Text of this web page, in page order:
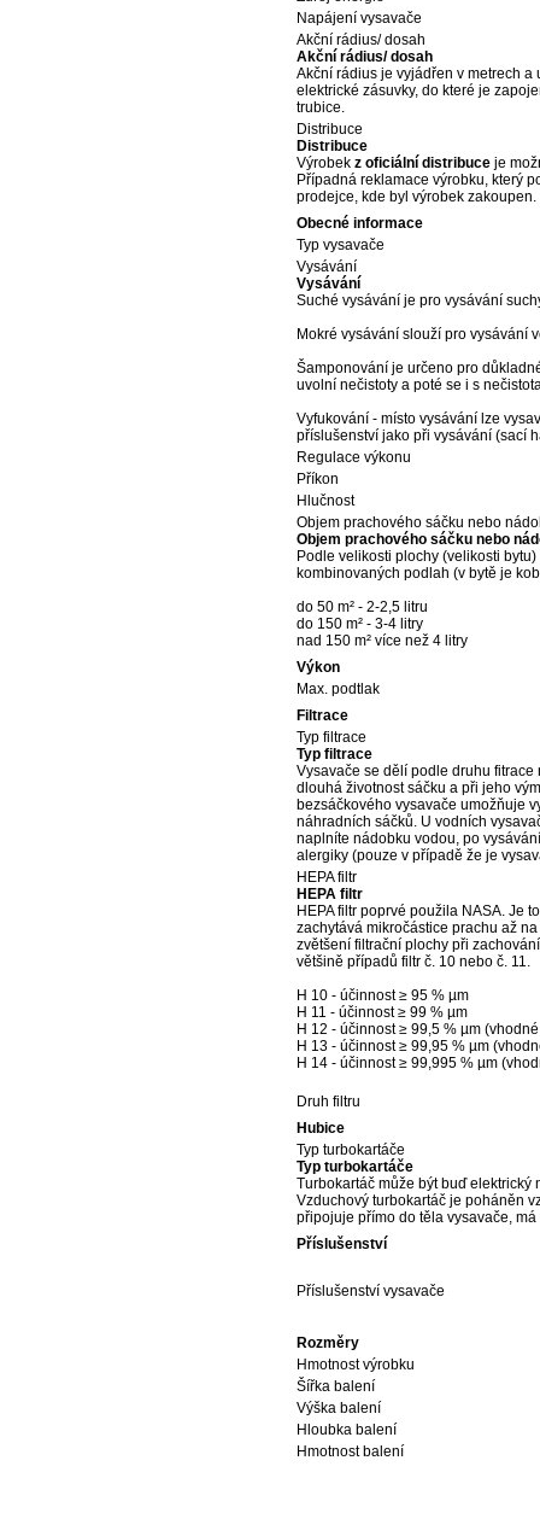
Napájení vysavače
Akční rádius/ dosah
Akční rádius/ dosah
Akční rádius je vyjádřen v metrech
elektrické zásuvky, do které je
trubice.
Distribuce
Distribuce
Výrobek z oficiální distribuce je
Případná reklamace výrobku, který
prodejce, kde byl výrobek zakoupen.
Obecné informace
Typ vysavače
Vysávání
Vysávání
Suché vysávání je pro vysávání
Mokré vysávání slouží pro vysávání
Šamponování je určeno pro
uvolní nečistoty a poté se i s
Vyfukování - místo vysávání lze
příslušenství jako při vysávání (sací
Regulace výkonu
Příkon
Hlučnost
Objem prachového sáčku nebo
Objem prachového sáčku nebo
Podle velikosti plochy (velikosti
kombinovaných podlah (v bytě je
do 50 m² - 2-2,5 litru
do 150 m² - 3-4 litry
nad 150 m² více než 4 litry
Výkon
Max. podtlak
Filtrace
Typ filtrace
Typ filtrace
Vysavače se dělí podle druhu
dlouhá životnost sáčku a při jeho
bezsáčkového vysavače umožňuje
náhradních sáčků. U vodních
naplníte nádobku vodou, po
alergiky (pouze v případě že je
HEPA filtr
HEPA filtr
HEPA filtr poprvé použila NASA. Je
zachytává mikročástice prachu až
zvětšení filtrační plochy při
většině případů filtr č. 10 nebo č. 11.
H 10 - účinnost ≥ 95 % µm
H 11 - účinnost ≥ 99 % µm
H 12 - účinnost ≥ 99,5 % µm
H 13 - účinnost ≥ 99,95 % µm
H 14 - účinnost ≥ 99,995 % µm
Druh filtru
Hubice
Typ turbokartáče
Typ turbokartáče
Turbokartáč může být buď elektrický
Vzduchový turbokartáč je poháněn
připojuje přímo do těla vysavače,
Příslušenství
Příslušenství vysavače
Rozměry
Hmotnost výrobku
Šířka balení
Výška balení
Hloubka balení
Hmotnost balení